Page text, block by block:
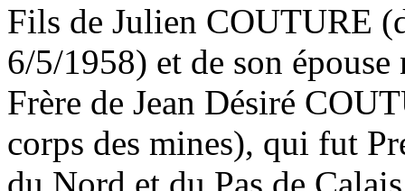
Fils de Julien COUTURE
6/5/1958) et de son
Frère de Jean Désiré
corps des mines), qui fut